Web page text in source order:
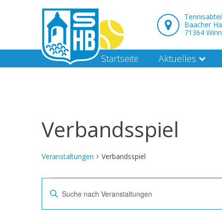
Baacher
71364
Startseite Aktuelles
Verbandsspiel
Veranstaltungen Verbandsspiel
Veranstaltungen
Veranstaltungen
Suche
Bitte